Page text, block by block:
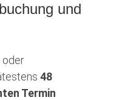
und
oder
48
Termin